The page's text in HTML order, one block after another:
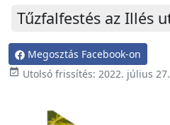
Tűzfalfestés az Illés
Megosztás Facebook-on
 Utolsó frissítés: 2022. július 27.